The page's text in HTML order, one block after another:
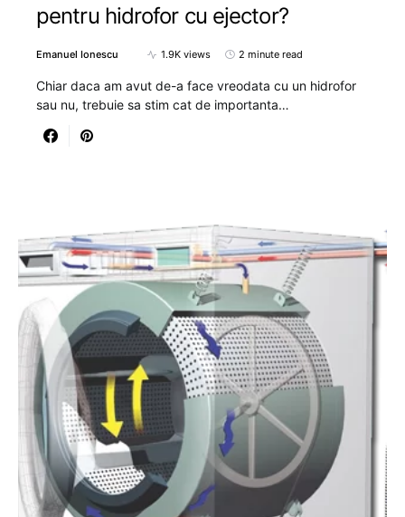
pentru hidrofor cu ejector?
Emanuel Ionescu 1.9K views 2 minute read
Chiar daca am avut de-a face vreodata cu un hidrofor
sau nu, trebuie sa stim cat de importanta…